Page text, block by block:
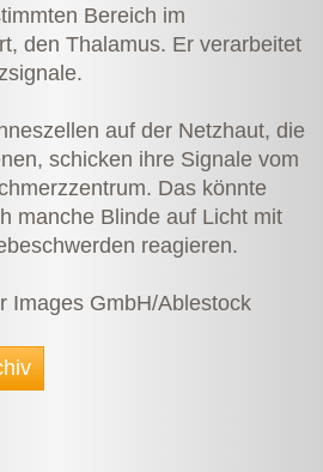
Bereich im
den Thalamus. Er verarbeitet
auf der Netzhaut, die
schicken ihre Signale vom
Das könnte
manche Blinde auf Licht mit
reagieren.
Images GmbH/Ablestock